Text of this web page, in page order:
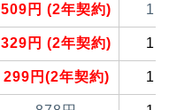
509円 (2年契約) 1
329円 (2年契約) 1
299円(2年契約) 1